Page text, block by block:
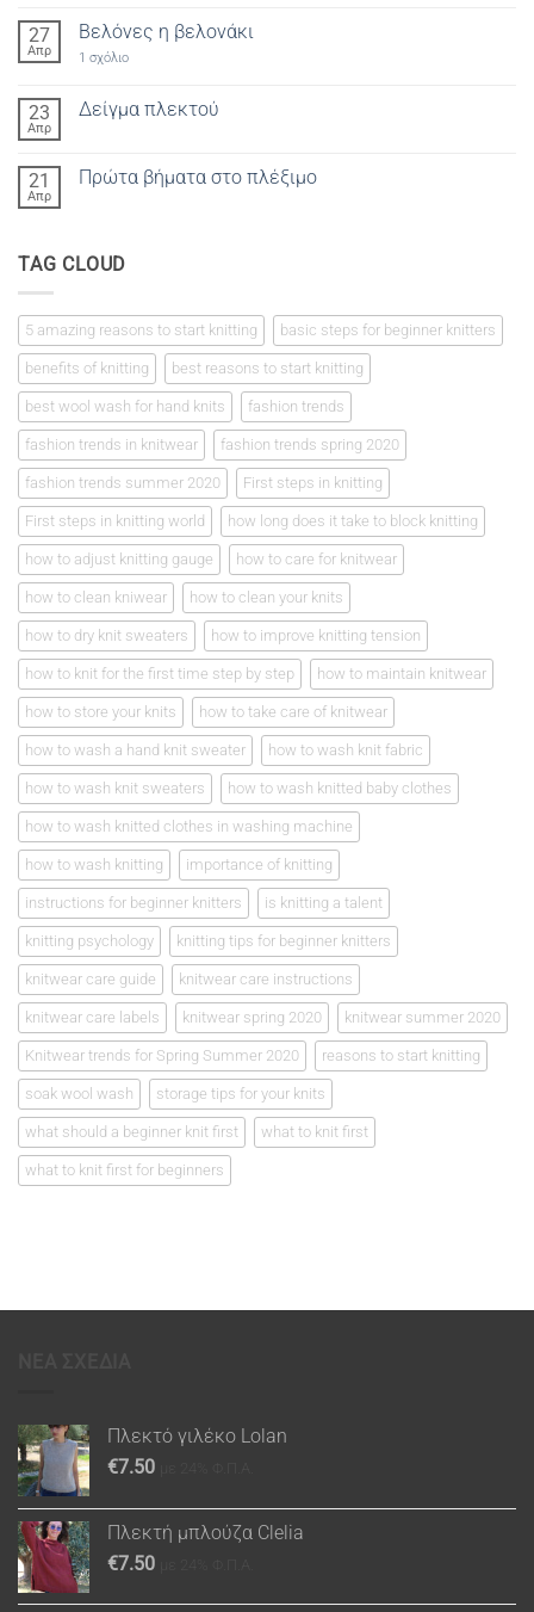
στα
Πλεκτά
για
Καλοκαίρι
2020
στο
Πώς
να
πλεκτά
27
Απρ
Βελόνες η βελονάκι
1 σχόλιοστο
βελονάκι
23
Απρ
Δείγμα πλεκτού
σχόλια
στο
21
Απρ
Πρώτα βήματα στο πλέξιμο
Πρώτα
TAG CLOUD
5 amazing reasons to start knitting basic steps for beginner knitters
benefits of knitting best reasons to start knitting
best wool wash for hand knits fashion trends
fashion trends in knitwear fashion trends spring 2020
fashion trends summer 2020 First steps in knitting
First steps in knitting world how long does it take to block knitting
how to adjust knitting gauge how to care for knitwear
how to clean kniwear how to clean your knits
how to dry knit sweaters how to improve knitting tension
how to knit for the first time step by step how to maintain knitwear
how to store your knits how to take care of knitwear
how to wash a hand knit sweater how to wash knit fabric
how to wash knit sweaters how to wash knitted baby clothes
how to wash knitted clothes in washing machine
how to wash knitting importance of knitting
instructions for beginner knitters is knitting a talent
knitting psychology knitting tips for beginner knitters
knitwear care guide knitwear care instructions
knitwear care labels knitwear spring 2020 knitwear summer 2020
Knitwear trends for Spring Summer 2020 reasons to start knitting
soak wool wash storage tips for your knits
what should a beginner knit first what to knit first
what to knit first for beginners
Πλεκτό γιλέκο Lolan
€7.50
Πλεκτή μπλούζα Clelia
€7.50